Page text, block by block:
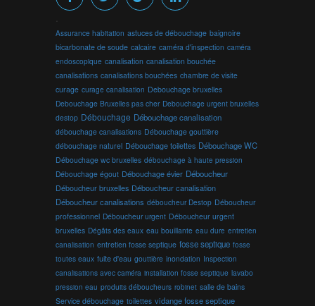
Assurance habitation astuces de débouchage baignoire
bicarbonate de soude calcaire caméra d'inspection caméra
endoscopique canalisation canalisation bouchée
canalisations canalisations bouchées chambre de visite
curage curage canalisation Debouchage bruxelles
Debouchage Bruxelles pas cher Debouchage urgent bruxelles
destop Débouchage Débouchage canalisation
débouchage canalisations Débouchage gouttière
débouchage naturel Débouchage toilettes Débouchage WC
Débouchage wc bruxelles débouchage à haute pression
Débouchage égout Débouchage évier Déboucheur
Déboucheur bruxelles Déboucheur canalisation
Déboucheur canalisations déboucheur Destop Déboucheur
professionnel Déboucheur urgent Déboucheur urgent
bruxelles Dégâts des eaux eau bouillante eau dure entretien
canalisation entretien fosse septique fosse septique fosse
toutes eaux fuite d'eau gouttière inondation Inspection
canalisations avec caméra installation fosse septique lavabo
pression eau produits déboucheurs robinet salle de bains
Service débouchage toilettes vidange fosse septique